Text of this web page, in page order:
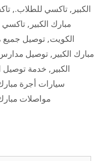
الكبير , تاكسي للطلاب.,
مبارك الكبير , تاكسي
الكويت, توصيل جميع
مبارك الكبير , توصيل
الكبير , خدمة توصيل
سيارات أجرة مبارك
مواصلات مبارك